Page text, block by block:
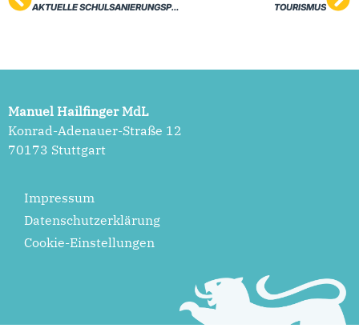
AKTUELLE SCHULSANIERUNGSPROJEKTE TOURISMUS
Manuel Hailfinger MdL
Konrad-Adenauer-Straße 12
70173 Stuttgart
Impressum
Datenschutzerklärung
Cookie-Einstellungen